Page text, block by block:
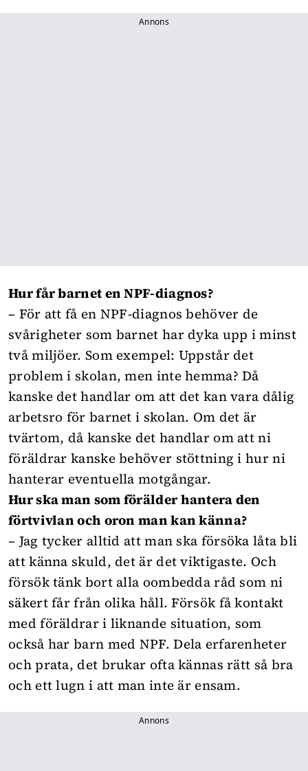
Annons
Hur får barnet en NPF-diagnos?
– För att få en NPF-diagnos behöver de
svårigheter som barnet har dyka upp i minst
två miljöer. Som exempel: Uppstår det
problem i skolan, men inte hemma? Då
kanske det handlar om att det kan vara dålig
arbetsro för barnet i skolan. Om det är
tvärtom, då kanske det handlar om att ni
föräldrar kanske behöver stöttning i hur ni
hanterar eventuella motgångar.
Hur ska man som förälder hantera den
förtvivlan och oron man kan känna?
– Jag tycker alltid att man ska försöka låta bli
att känna skuld, det är det viktigaste. Och
försök tänk bort alla oombedda råd som ni
säkert får från olika håll. Försök få kontakt
med föräldrar i liknande situation, som
också har barn med NPF. Dela erfarenheter
och prata, det brukar ofta kännas rätt så bra
och ett lugn i att man inte är ensam.
Annons